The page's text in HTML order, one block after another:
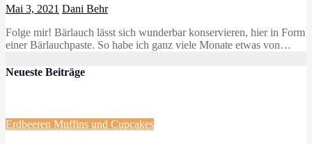
Mai 3, 2021 Dani Behr
Folge mir! Bärlauch lässt sich wunderbar konservieren, hier in Form
einer Bärlauchpaste. So habe ich ganz viele Monate etwas von…
Neueste Beiträge
Erdbeeren Muffins und Cupcakes